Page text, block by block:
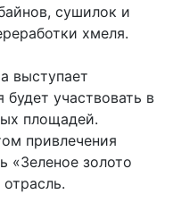
сушилок и
хмеля.
выступает
участвовать в
площадей.
привлечения
«Зеленое золото